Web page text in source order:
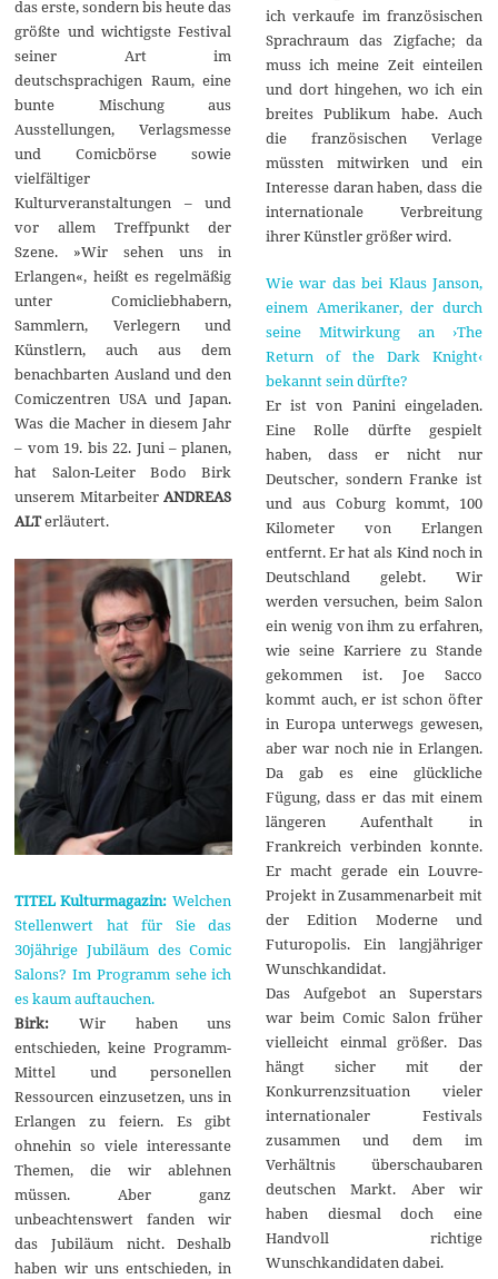
das erste, sondern bis heute das
größte und wichtigste Festival
seiner Art im
deutschsprachigen Raum, eine
bunte Mischung aus
Ausstellungen, Verlagsmesse
und Comicbörse sowie
vielfältiger
Kulturveranstaltungen – und
vor allem Treffpunkt der
Szene. »Wir sehen uns in
Erlangen«, heißt es regelmäßig
unter Comicliebhabern,
Sammlern, Verlegern und
Künstlern, auch aus dem
benachbarten Ausland und den
Comiczentren USA und Japan.
Was die Macher in diesem Jahr
– vom 19. bis 22. Juni – planen,
hat Salon-Leiter Bodo Birk
unserem Mitarbeiter ANDREAS
ALTerläutert.
TITEL Kulturmagazin: Welchen
Stellenwert hat für Sie das
30jährige Jubiläum des Comic
Salons? Im Programm sehe ich
es kaum auftauchen.
Birk: Wir haben uns
entschieden, keine Programm-
Mittel und personellen
Ressourcen einzusetzen, uns in
Erlangen zu feiern. Es gibt
ohnehin so viele interessante
Themen, die wir ablehnen
müssen. Aber ganz
unbeachtenswert fanden wir
das Jubiläum nicht. Deshalb
haben wir uns entschieden, in
ich verkaufe im französischen
Sprachraum das Zigfache; da
muss ich meine Zeit einteilen
und dort hingehen, wo ich ein
breites Publikum habe. Auch
die französischen Verlage
müssten mitwirken und ein
Interesse daran haben, dass die
internationale Verbreitung
ihrer Künstler größer wird.
Wie war das bei Klaus Janson,
einem Amerikaner, der durch
seine Mitwirkung an ›The
Return of the Dark Knight‹
bekannt sein dürfte?
Er ist von Panini eingeladen.
Eine Rolle dürfte gespielt
haben, dass er nicht nur
Deutscher, sondern Franke ist
und aus Coburg kommt, 100
Kilometer von Erlangen
entfernt. Er hat als Kind noch in
Deutschland gelebt. Wir
werden versuchen, beim Salon
ein wenig von ihm zu erfahren,
wie seine Karriere zu Stande
gekommen ist. Joe Sacco
kommt auch, er ist schon öfter
in Europa unterwegs gewesen,
aber war noch nie in Erlangen.
Da gab es eine glückliche
Fügung, dass er das mit einem
längeren Aufenthalt in
Frankreich verbinden konnte.
Er macht gerade ein Louvre-
Projekt in Zusammenarbeit mit
der Edition Moderne und
Futuropolis. Ein langjähriger
Wunschkandidat.
Das Aufgebot an Superstars
war beim Comic Salon früher
vielleicht einmal größer. Das
hängt sicher mit der
Konkurrenzsituation vieler
internationaler Festivals
zusammen und dem im
Verhältnis überschaubaren
deutschen Markt. Aber wir
haben diesmal doch eine
Handvoll richtige
Wunschkandidaten dabei.